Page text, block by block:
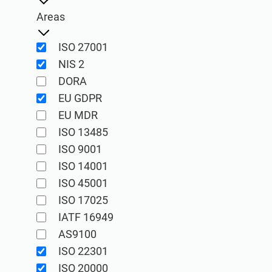
IATF 16949
AS9100
ISO 27001
Produtos para implementação, manutenção,
Software Conformio ISO 27001
Automatize a implementação e manutenção do seu
Laboratórios
Consultores
Produtos para implementação, manutenção,
Conformio para Consultores
Lide com múltiplos projetos ISO 27001 automatizando
Areas
ISO 27001
NIS 2
DORA
EU GDPR
EU MDR
ISO 13485
ISO 9001
ISO 14001
ISO 45001
ISO 17025
IATF 16949
AS9100
ISO 22301
ISO 20000